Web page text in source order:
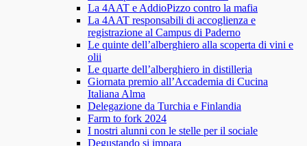
La 4AAT e AddioPizzo contro la mafia
La 4AAT responsabili di accoglienza e
registrazione al Campus di Paderno
Le quinte dell’alberghiero alla scoperta di vini e
olii
Le quarte dell’alberghiero in distilleria
Giornata premio all’Accademia di Cucina
Italiana Alma
Delegazione da Turchia e Finlandia
Farm to fork 2024
I nostri alunni con le stelle per il sociale
Degustando si impara